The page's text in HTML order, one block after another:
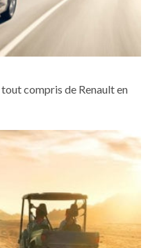
compris de Renault en